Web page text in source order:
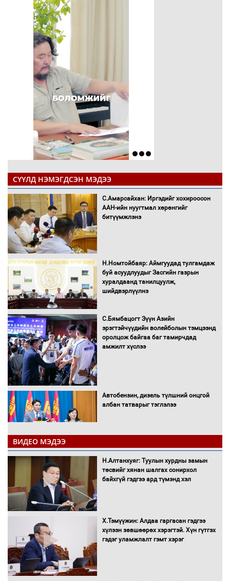
СҮҮЛД НЭМЭГДСЭН МЭДЭЭ
С.Амарсайхан: Иргэдийг хохироосон
ААН-ийн нуугтмал хөрөнгийг
битүүмжлэнэ
Н.Номтойбаяр: Аймгуудад тулгамдаж
буй асуудлуудыг Засгийн газрын
хуралдаанд танилцуулж,
шийдвэрлүүлнэ
С.Бямбацогт Зүүн Азийн
эрэгтэйчүүдийн волейболын тэмцээнд
оролцож байгаа баг тамирчдад
амжилт хүслээ
Автобензин, дизель түлшний онцгой
албан татварыг тэглэлээ
Санхүүгийн хэмнэлтийн горимд эрүүл
мэндийн салбар хамаарахгүй
Нөөцийн махны худалдаа,
борлуулалтыг нээлттэй ил тод
болгоно
ВИДЕО МЭДЭЭ
Н.Алтанхуяг: Туулын хурдны замын
төсвийг хянан шалгах сонирхол
байхгүй гэдгээ ард түмэнд хэл
Х.Тэмүүжин: Алдаа гаргасан гэдгээ
хүлээн зөвшөөрөх хэрэгтэй. Хүн гүтгэх
гэдэг уламжлалт гэмт хэрэг